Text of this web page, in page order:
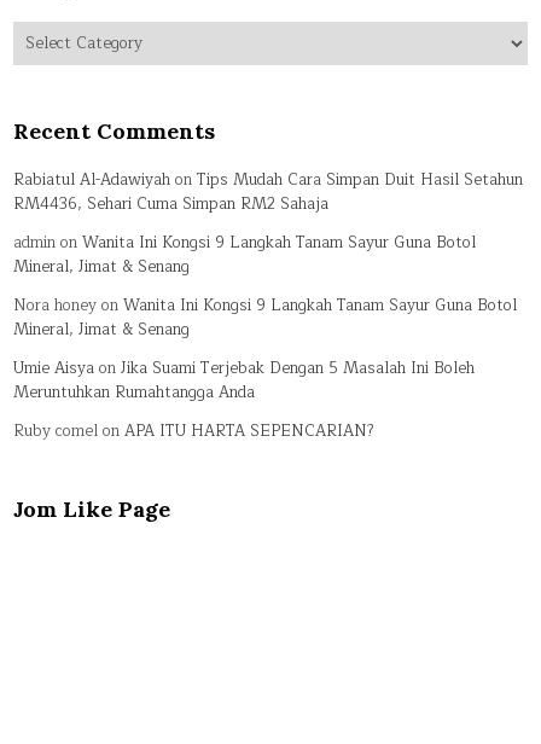
Categories
Recent Comments
Rabiatul Al-AdawiyahonTips Mudah Cara Simpan Duit Hasil Setahun
RM4436, Sehari Cuma Simpan RM2 Sahaja
adminonWanita Ini Kongsi 9 Langkah Tanam Sayur Guna Botol
Mineral, Jimat & Senang
Nora honeyonWanita Ini Kongsi 9 Langkah Tanam Sayur Guna Botol
Mineral, Jimat & Senang
Umie AisyaonJika Suami Terjebak Dengan 5 Masalah Ini Boleh
Meruntuhkan Rumahtangga Anda
Ruby comelonAPA ITU HARTA SEPENCARIAN?
Jom Like Page